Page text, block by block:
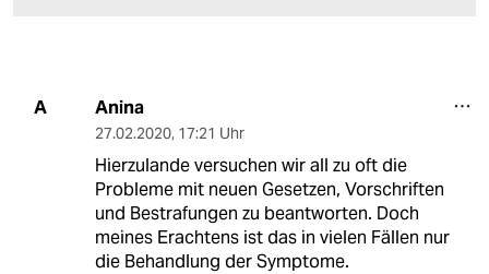
A Anina
27.02.2020, 17:21 Uhr
Hierzulande versuchen wir all zu oft die
Probleme mit neuen Gesetzen, Vorschriften
und Bestrafungen zu beantworten. Doch
meines Erachtens ist das in vielen Fällen nur
die Behandlung der Symptome.